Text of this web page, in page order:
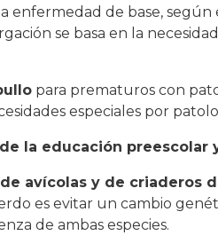
enfermedad de base,
se basa en la
para prematuros con
especiales por
la educación preescolar
avícolas y de criaderos
es evitar un cambio
de ambas especies.